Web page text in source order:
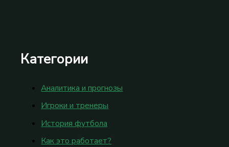
Категории
Аналитика и прогнозы
Игроки и тренеры
История футбола
Как это работает?